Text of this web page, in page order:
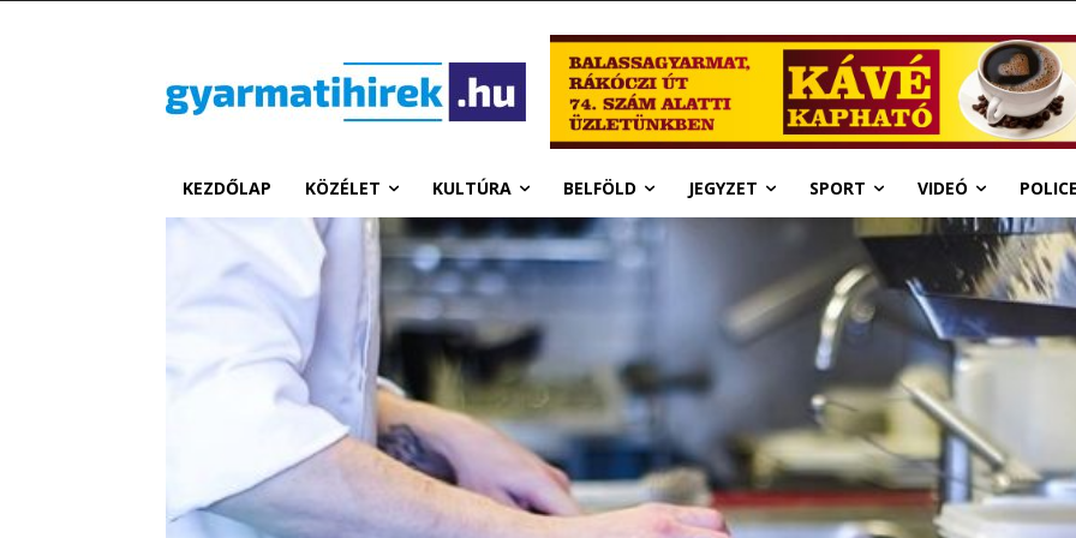
KEZDŐLAP KÖZÉLET KULTÚRA BELFÖLD JEGYZET SPORT VIDEÓ